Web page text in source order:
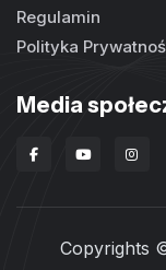
Regulamin
Polityka
Media
Copyrights